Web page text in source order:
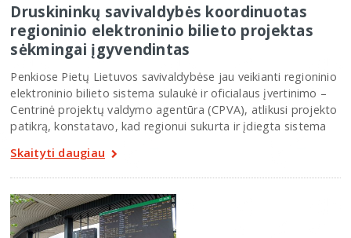
Druskininkų savivaldybės koordinuotas
regioninio elektroninio bilieto projektas
sėkmingai įgyvendintas
Penkiose Pietų Lietuvos savivaldybėse jau veikianti regioninio
elektroninio bilieto sistema sulaukė ir oficialaus įvertinimo –
Centrinė projektų valdymo agentūra (CPVA), atlikusi projekto
patikrą, konstatavo, kad regionui sukurta ir įdiegta sistema
Skaityti daugiau